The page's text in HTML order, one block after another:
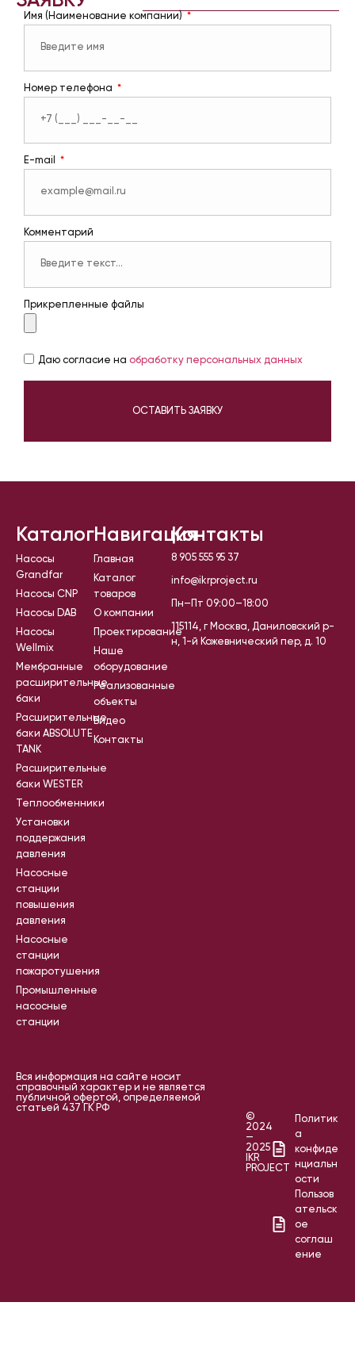
Имя (Наименование компании)
Номер телефона
E-mail
Комментарий
Прикрепленные файлы
Даю согласие на обработку персональных данных
ОСТАВИТЬ ЗАЯВКУ
Каталог
Насосы
Grandfar
Насосы CNP
Насосы DAB
Насосы
Wellmix
Мембранные
расширительные
баки
Расширительные
баки ABSOLUTE
TANK
Расширительные
баки WESTER
Теплообменники
Установки
поддержания
давления
Насосные
станции
повышения
давления
Насосные
станции
пожаротушения
Промышленные
насосные
станции
Навигация
Главная
Каталог
товаров
О компании
Проектирование
Наше
оборудование
Реализованные
объекты
Видео
Контакты
Контакты
8 905 555 95 37
info@ikrproject.ru
Пн–Пт 09:00–18:00
115114, г Москва, Даниловский р-
н, 1-й Кожевнический пер, д. 10
Вся информация на сайте носит
справочный характер и не является
публичной офертой, определяемой
статьей 437 ГК РФ
©
2024
—
2025
IKR
PROJECT
Политик
а
конфиде
нциальн
ости
Пользов
ательск
ое
соглаш
ение